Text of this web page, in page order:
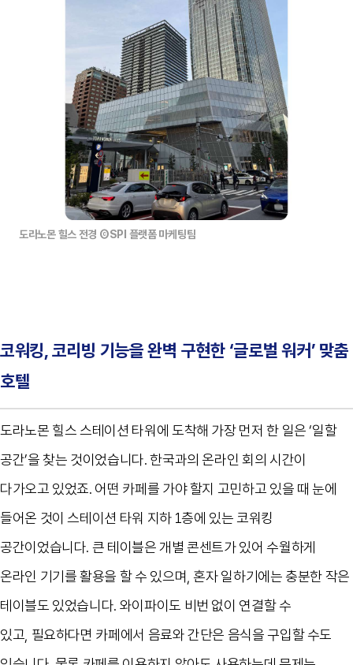
도라노몬 힐스 전경 ⒸSPI 플랫폼 마케팅팀
코워킹, 코리빙 기능을 완벽 구현한 ‘글로벌 워커’ 맞춤
호텔
도라노몬 힐스 스테이션 타워에 도착해 가장 먼저 한 일은‘일할
공간’을 찾는 것이었습니다.한국과의 온라인 회의 시간이
다가오고 있었죠. 어떤 카페를 가야 할지 고민하고 있을 때 눈에
들어온 것이 스테이션 타워 지하 1층에 있는 코워킹
공간이었습니다. 큰 테이블은 개별 콘센트가 있어 수월하게
온라인 기기를 활용을 할 수 있으며 ,혼자 일하기에는 충분한 작은
테이블도 있었습니다. 와이파이도 비번 없이 연결할 수
있고 필요하다면 카페에서 음료와 간단은 음식을 구입할 수도